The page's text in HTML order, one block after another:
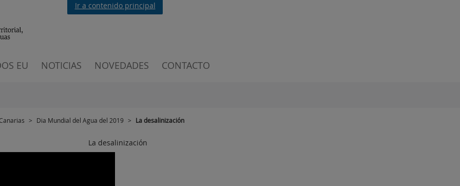
Ir a contenido principal
EU NOTICIAS NOVEDADES CONTACTO
> Dia Mundial del Agua del 2019 > La desalinización
La desalinización